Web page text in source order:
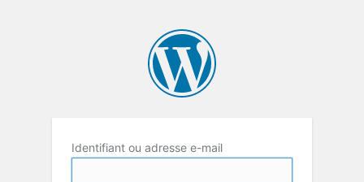
Identifiant ou adresse e-mail